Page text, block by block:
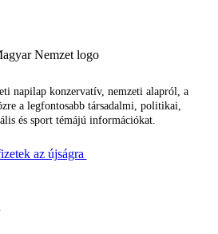
napilap konzervatív, nemzeti alapról, a
a legfontosabb társadalmi, politikai,
és sport témájú információkat.
az újságra